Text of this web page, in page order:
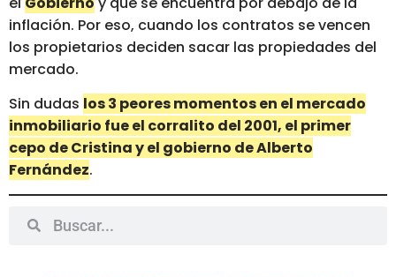
inflación. Por eso, cuando los contratos se vencen
los propietarios deciden sacar las propiedades del
mercado.
Sin dudas los 3 peores momentos en el mercado
inmobiliario fue el corralito del 2001, el primer
cepo de Cristina y el gobierno de Alberto
Fernández.